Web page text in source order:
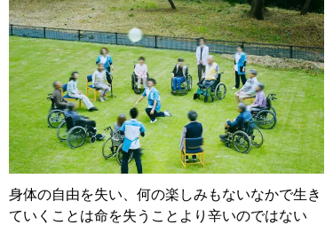
身体の自由を失い、何の楽しみもないなかで生き
ていくことは命を失うことより辛いのではない